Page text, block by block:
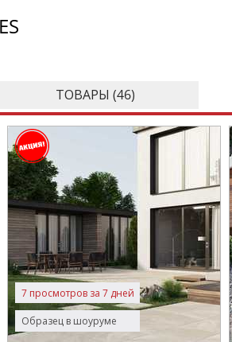
ТОВАРЫ (46)
Образец в шоуруме
7 просмотров за 7 дней